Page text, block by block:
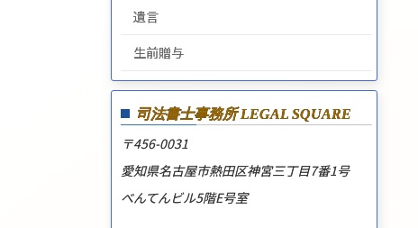
遺言
生前贈与
司法書士事務所LEGAL SQUARE
〒456-0031
愛知県名古屋市熱田区神宮三丁目7番1号
べんてんビル5階E号室